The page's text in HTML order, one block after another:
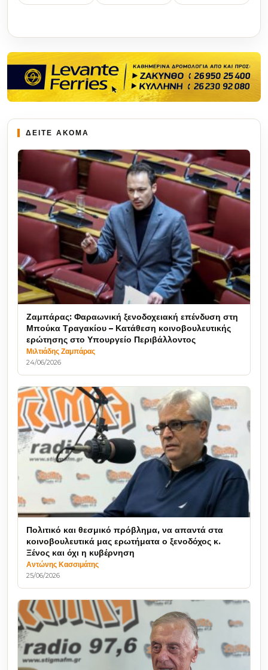
ΔΕΙΤΕ ΑΚΟΜΑ
Ζαμπάρας: Φαραωνική ξενοδοχειακή επένδυση στη
Μπούκα Τραγακίου – Κατάθεση κοινοβουλευτικής
ερώτησης στο Υπουργείο Περιβάλλοντος
Μιλτιάδης Ζαμπάρας
24/06/2026
Πολιτικό και θεσμικό πρόβλημα, να απαντά στα
κοινοβουλευτικά μας ερωτήματα ο ξενοδόχος κ.
Ξένος και όχι η κυβέρνηση
Αντώνης Κασσιμάτης
25/06/2026